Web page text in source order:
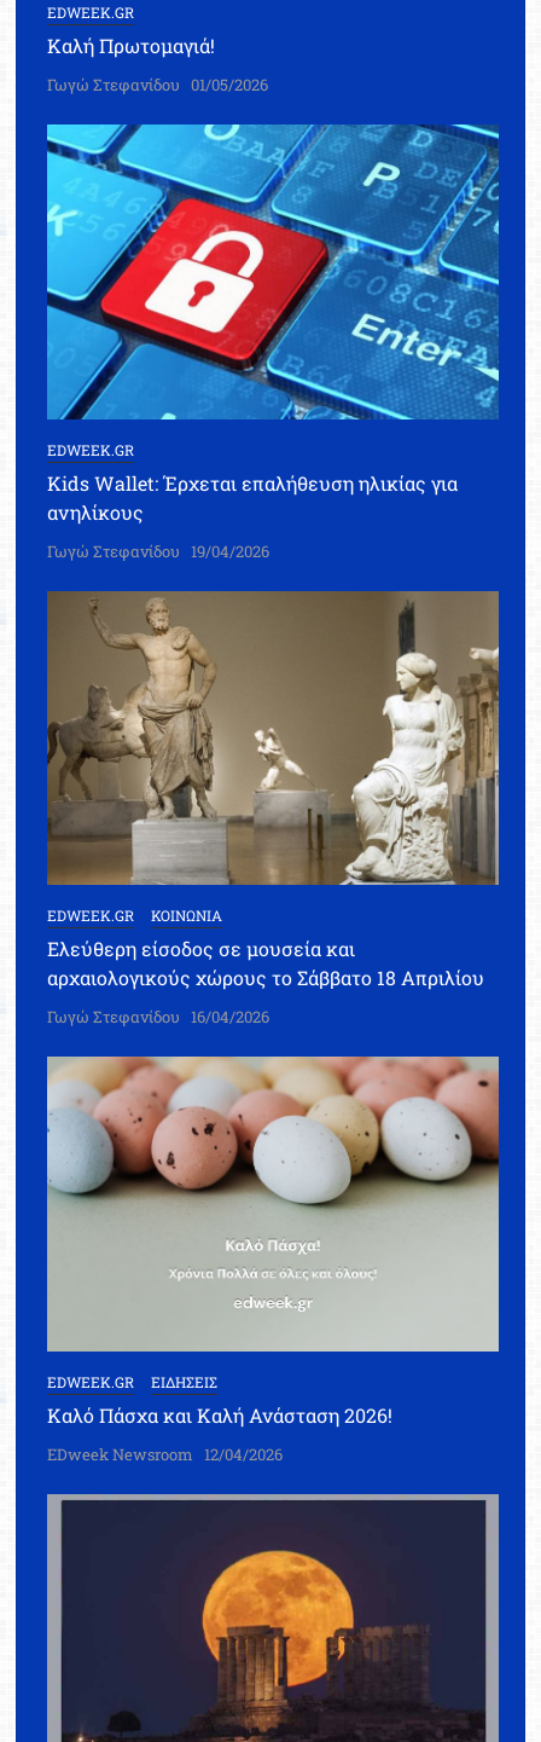
EDWEEK.GR
Καλή Πρωτομαγιά!
Γωγώ Στεφανίδου 01/05/2026
EDWEEK.GR
Kids Wallet: Έρχεται επαλήθευση ηλικίας για
ανηλίκους
Γωγώ Στεφανίδου 19/04/2026
EDWEEK.GR ΚΟΙΝΩΝΙΑ
Ελεύθερη είσοδος σε μουσεία και
αρχαιολογικούς χώρους το Σάββατο 18 Απριλίου
Γωγώ Στεφανίδου 16/04/2026
EDWEEK.GR ΕΙΔΗΣΕΙΣ
Καλό Πάσχα και Καλή Ανάσταση 2026!
EDweek Newsroom 12/04/2026